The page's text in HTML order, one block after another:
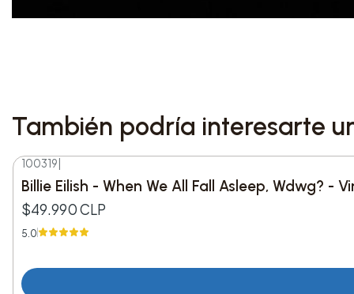
También podría interesarte
100319
Billie Eilish - When We All Fall Asleep, Wdwg? -
$49.990 CLP
5.0